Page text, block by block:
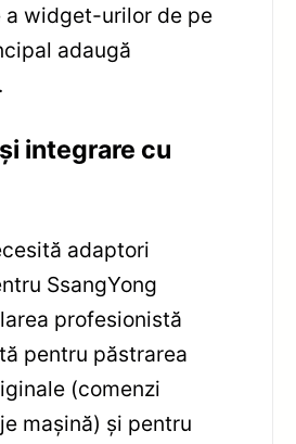
a widget-urilor de pe
adaugă
integrare cu
adaptori
SsangYong
profesionistă
pentru păstrarea
(comenzi
mașină) și pentru